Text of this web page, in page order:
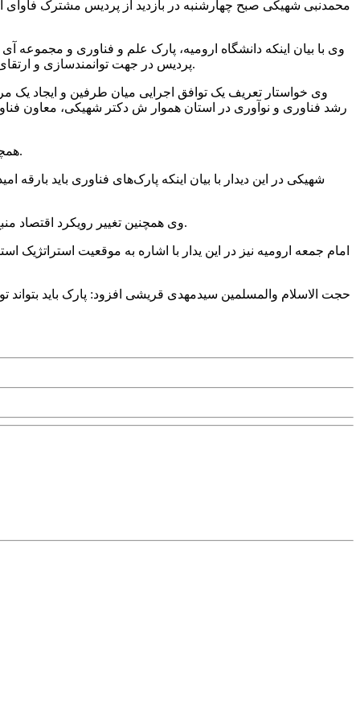
محمدنبی شهیکی صبح چهارشنبه در بازدید از پردیس مشترک فاوای
وی با بیان اینکه دانشگاه ارومیه، پارک علم و فناوری و مجموعه
پردیس در جهت توانمندسازی و ارتقای مهارت‌های فعالان حوزه اقتصاد دیجیتال ضروری است و باید هویت فیزیکی برای شبکه‌های فریلنسری این حوزه در پردیس فاوا فراهم شود.
وی خواستار تعریف یک توافق اجرایی میان طرفین و ایجاد یک
رشد فناوری و نوآوری در استان هموار ش دکتر شهیکی، معاون
همچنین معاون فناوری و نوآوری وزارت علوم، تحقیقات و فناوری سه شنبه بعد از ورود به استان با امام جمعه ارومیه نیز دیدار و گفت و گو کرد.
شهیکی در این دیدار با بیان اینکه پارک‌های فناوری باید
وی همچنین تغییر رویکرد اقتصاد منبع‌محور به اقتصاد دانش‌بنیان را ضروری دانست و آذربایجان‌غربی را جزو ۱۰ استان اولویت‌دار در تقویت زیست‌بوم نوآوری کشور معرفی کرد.
امام جمعه ارومیه نیز در این یدار با اشاره به موقعیت
حجت الاسلام والمسلمین سیدمهدی قریشی افزود: پارک باید